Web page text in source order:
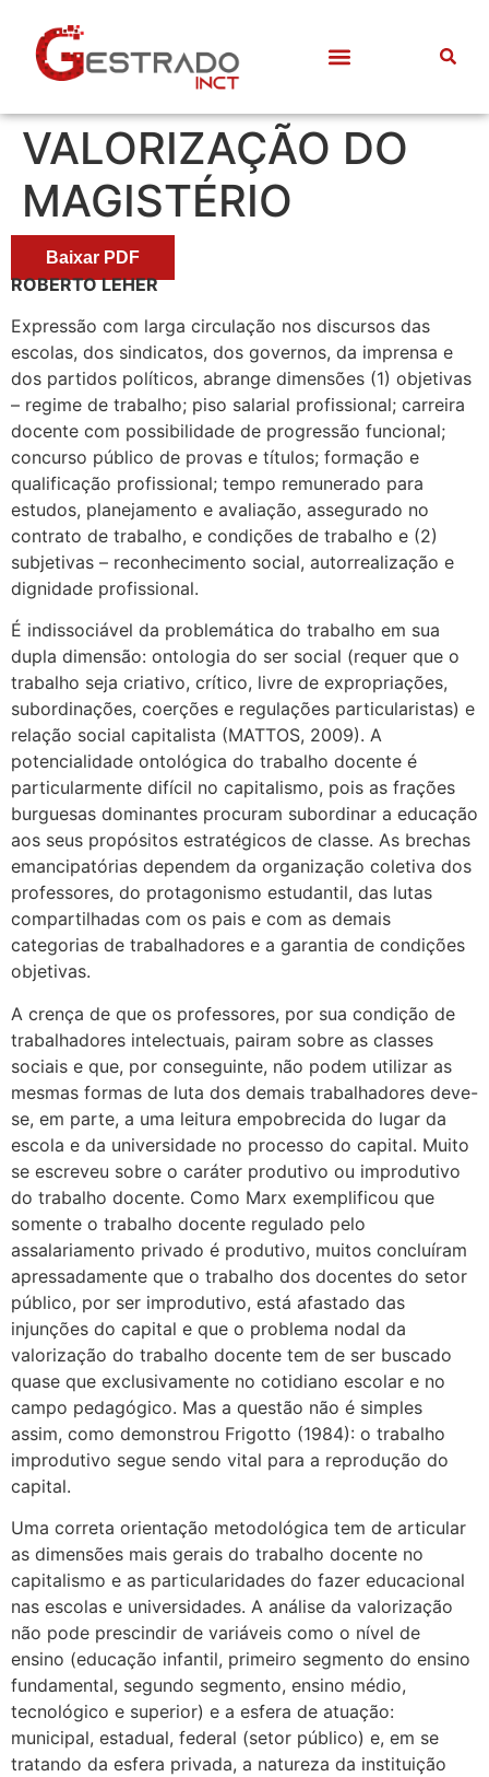
VALORIZAÇÃO DO
MAGISTÉRIO
Baixar PDF
ROBERTO LEHER
Expressão com larga circulação nos discursos das
escolas, dos sindicatos, dos governos, da imprensa e
dos partidos políticos, abrange dimensões (1) objetivas
– regime de trabalho; piso salarial profissional; carreira
docente com possibilidade de progressão funcional;
concurso público de provas e títulos; formação e
qualificação profissional; tempo remunerado para
estudos, planejamento e avaliação, assegurado no
contrato de trabalho, e condições de trabalho e (2)
subjetivas – reconhecimento social, autorrealização e
dignidade profissional.
É indissociável da problemática do trabalho em sua
dupla dimensão: ontologia do ser social (requer que o
trabalho seja criativo, crítico, livre de expropriações,
subordinações, coerções e regulações particularistas) e
relação social capitalista (MATTOS, 2009). A
potencialidade ontológica do trabalho docente é
particularmente difícil no capitalismo, pois as frações
burguesas dominantes procuram subordinar a educação
aos seus propósitos estratégicos de classe. As brechas
emancipatórias dependem da organização coletiva dos
professores, do protagonismo estudantil, das lutas
compartilhadas com os pais e com as demais
categorias de trabalhadores e a garantia de condições
objetivas.
A crença de que os professores, por sua condição de
trabalhadores intelectuais, pairam sobre as classes
sociais e que, por conseguinte, não podem utilizar as
mesmas formas de luta dos demais trabalhadores deve-
se, em parte, a uma leitura empobrecida do lugar da
escola e da universidade no processo do capital. Muito
se escreveu sobre o caráter produtivo ou improdutivo
do trabalho docente. Como Marx exemplificou que
somente o trabalho docente regulado pelo
assalariamento privado é produtivo, muitos concluíram
apressadamente que o trabalho dos docentes do setor
público, por ser improdutivo, está afastado das
injunções do capital e que o problema nodal da
valorização do trabalho docente tem de ser buscado
quase que exclusivamente no cotidiano escolar e no
campo pedagógico. Mas a questão não é simples
assim, como demonstrou Frigotto (1984): o trabalho
improdutivo segue sendo vital para a reprodução do
capital.
Uma correta orientação metodológica tem de articular
as dimensões mais gerais do trabalho docente no
capitalismo e as particularidades do fazer educacional
nas escolas e universidades. A análise da valorização
não pode prescindir de variáveis como o nível de
ensino (educação infantil, primeiro segmento do ensino
fundamental, segundo segmento, ensino médio,
tecnológico e superior) e a esfera de atuação:
municipal, estadual, federal (setor público) e, em se
tratando da esfera privada, a natureza da instituição